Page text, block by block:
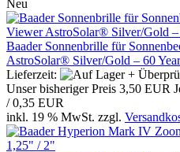
Neu
Baader Sonnenbrille für
AstroSolar® Silver/Gold – 60
Lieferzeit:
Unser bisheriger Preis 3,50 EUR
/ 0,35 EUR
inkl. 19 % MwSt. zzgl.